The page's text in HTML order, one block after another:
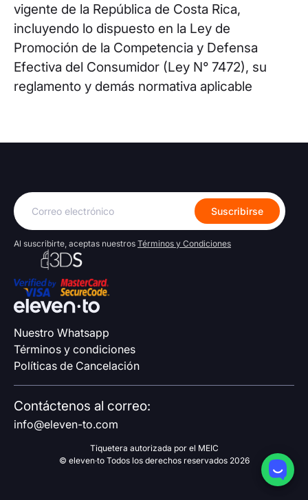
vigente de la República de Costa Rica,
incluyendo lo dispuesto en la Ley de
Promoción de la Competencia y Defensa
Efectiva del Consumidor (Ley N° 7472), su
reglamento y demás normativa aplicable
Correo
electrónico
Suscribirse
Al suscribirte, aceptas nuestros Términos y Condiciones
Nuestro Whatsapp
Términos y condiciones
Políticas de Cancelación
Contáctenos al correo:
info@eleven-to.com
Tiquetera autorizada por el MEIC
© eleven·to Todos los derechos reservados 2026